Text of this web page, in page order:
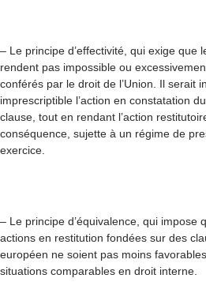
– Le principe d’effectivité, qui exige que
rendent pas impossible ou
conférés par le droit de l’Union. Il serait
imprescriptible l’action en constatation
clause, tout en rendant l’action
conséquence, sujette à un régime de
exercice.
– Le principe d’équivalence, qui impose
actions en restitution fondées sur des
européen ne soient pas moins
situations comparables en droit interne.